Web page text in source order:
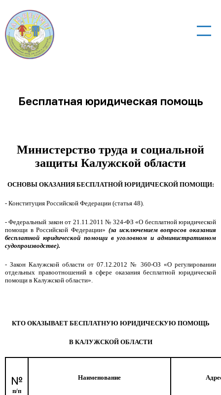
Бесплатная юридическая помощь
Министерство труда и социальной
защиты Калужской области
ОСНОВЫ ОКАЗАНИЯ БЕСПЛАТНОЙ ЮРИДИЧЕСКОЙ ПОМОЩИ:
- Конституция Российской Федерации (статья 48).
- Федеральный закон от 21.11.2011 № 324-ФЗ «О бесплатной юридической
помощи в Российской Федерации» (за исключением вопросов оказания
бесплатной юридической помощи в уголовном и административном
судопроизводстве).
- Закон Калужской области от 07.12.2012 № 360-ОЗ «О регулировании
отдельных правоотношений в сфере оказания бесплатной юридической
помощи в Калужской области».
КТО ОКАЗЫВАЕТ БЕСПЛАТНУЮ ЮРИДИЧЕСКУЮ ПОМОЩЬ
В КАЛУЖСКОЙ ОБЛАСТИ
№
п/п
Наименование